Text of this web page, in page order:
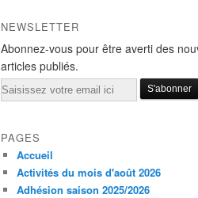
NEWSLETTER
Abonnez-vous pour être averti des
articles publiés.
Email
PAGES
Accueil
Activités du mois d'août 2026
Adhésion saison 2025/2026